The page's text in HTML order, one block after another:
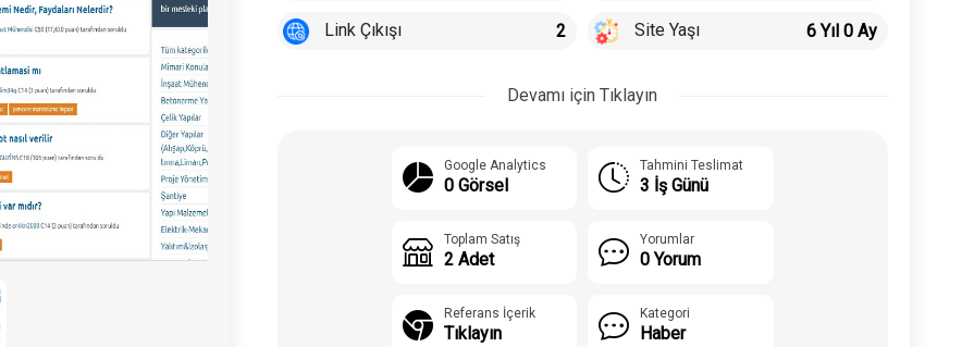
Link Çıkışı 2 Site Yaşı 6 Yıl 0 Ay
Devamı için Tıklayın
Google Analytics
0 Görsel
Tahmini Teslimat
3 İş Günü
Toplam Satış
2 Adet
Yorumlar
0 Yorum
Referans İçerik
Tıklayın
Kategori
Haber